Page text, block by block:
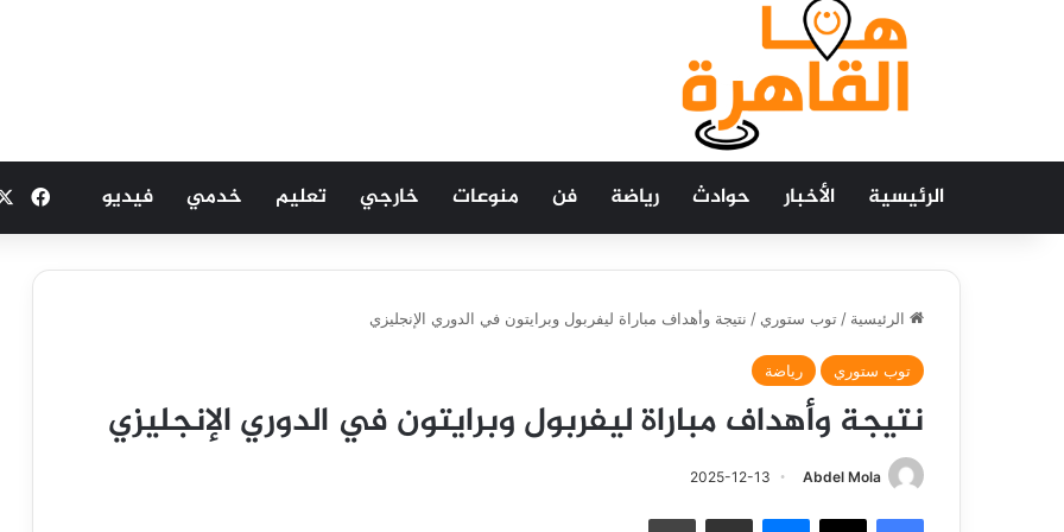
الرئيسية الأخبار حوادث رياضة فن منوعات خارجي تعليم خدمي فيديو
الرئيسية / توب ستوري / نتيجة وأهداف مباراة ليفربول وبرايتون في الدوري الإنجليزي
توب ستوري رياضة
نتيجة وأهداف مباراة ليفربول وبرايتون في الدوري الإنجليزي
Abdel Mola
2025-12-13
فيسبوك ‫X ماسنجر مشاركة عبر البريد طباعة